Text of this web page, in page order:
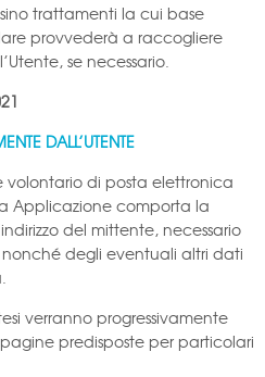
trattamenti la cui base
provvederà a raccogliere
se necessario.
DALL’UTENTE
volontario di posta elettronica
Applicazione comporta la
del mittente, necessario
degli eventuali altri dati
verranno progressivamente
predisposte per particolari